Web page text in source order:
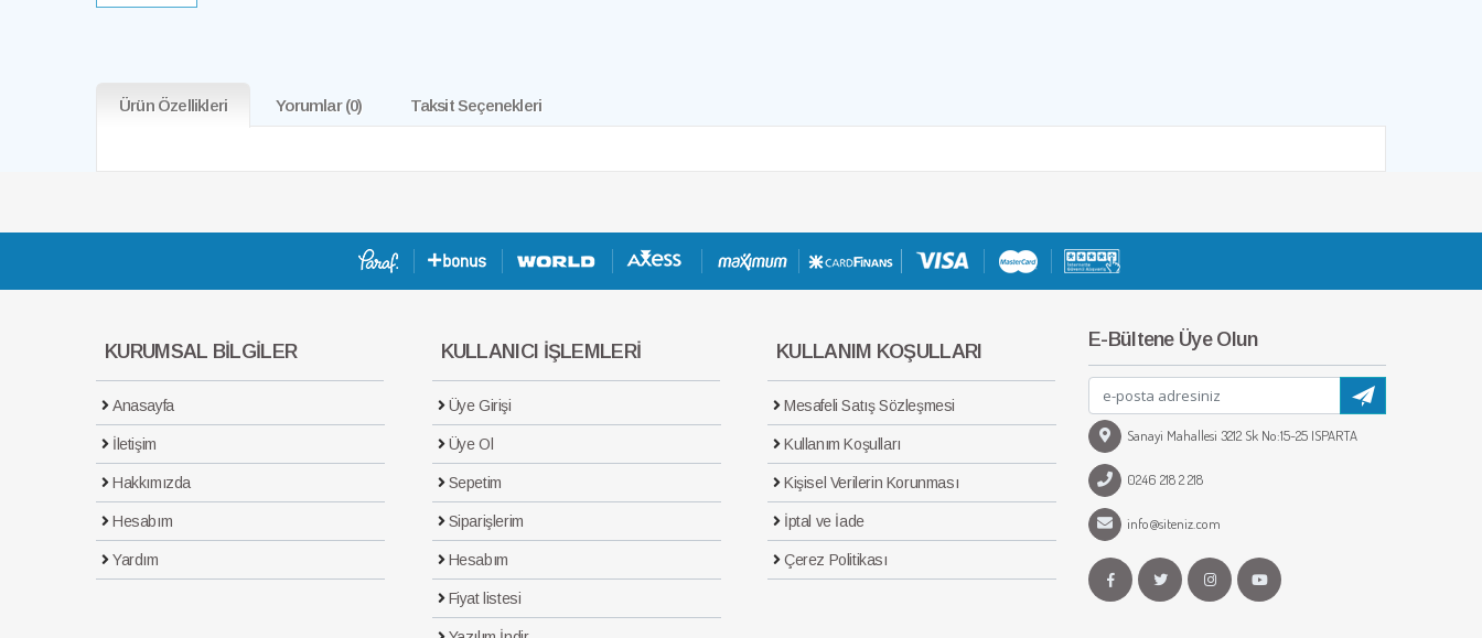
Ürün Özellikleri Yorumlar(0) Taksit Seçenekleri
KURUMSAL BİLGİLER
Anasayfa
İletişim
Hakkımızda
Hesabım
Yardım
KULLANICI İŞLEMLERİ
Üye Girişi
Üye Ol
Sepetim
Siparişlerim
Hesabım
Fiyat listesi
KULLANIM KOŞULLARI
Mesafeli Satış Sözleşmesi
Kullanım Koşulları
Kişisel Verilerin Korunması
İptal ve İade
Çerez Politikası
E-Bültene Üye Olun
Sanayi Mahallesi 3212 Sk No:15-25 ISPARTA
0246 218 2 218
info@siteniz.com